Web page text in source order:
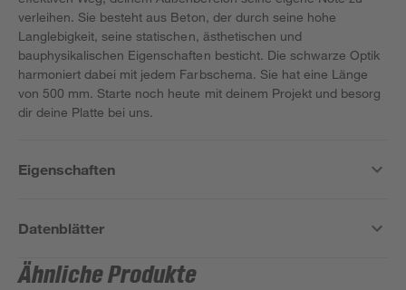
verleihen. Sie besteht aus Beton, der durch seine hohe
Langlebigkeit, seine statischen, ästhetischen und
bauphysikalischen Eigenschaften besticht. Die schwarze Optik
harmoniert dabei mit jedem Farbschema. Sie hat eine Länge
von 500 mm. Starte noch heute mit deinem Projekt und besorg
dir deine Platte bei uns.
Eigenschaften
Datenblätter
Ähnliche Produkte